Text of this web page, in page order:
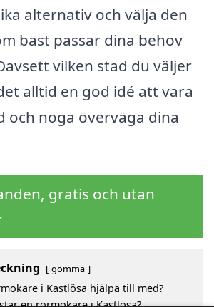
alternativ och välja den
bäst passar dina behov
vilken stad du väljer
alltid en god idé att vara
och noga överväga dina
gratis och utan
gömma
i Kastlösa hjälpa till med?